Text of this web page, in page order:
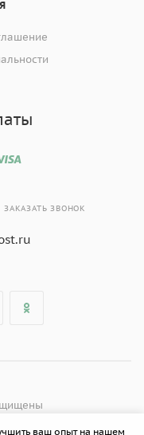
ЗАКАЗАТЬ ЗВОНОК
ваш опыт на нашем